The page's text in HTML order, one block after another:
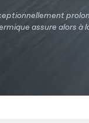
assure alors à